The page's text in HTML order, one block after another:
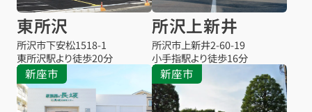
東所沢
所沢市下安松1518-1
東所沢駅より徒歩20分
所沢上新井
所沢市上新井2-60-19
小手指駅より徒歩16分
新座市 新座市